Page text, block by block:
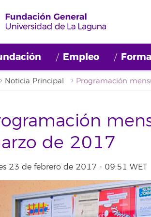
Empleo
Noticia Principal
de 2017
23 de febrero de 2017 - 09:51 WET